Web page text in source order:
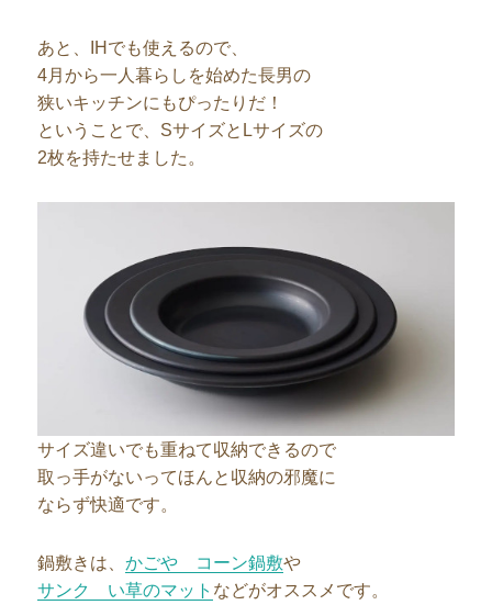
あと、IHでも使えるので、
4月から一人暮らしを始めた長男の
狭いキッチンにもぴったりだ！
ということで、SサイズとLサイズの
2枚を持たせました。
サイズ違いでも重ねて収納できるので
取っ手がないってほんと収納の邪魔に
ならず快適です。
鍋敷きは、かごや コーン鍋敷や
サンク い草のマット などがオススメです。